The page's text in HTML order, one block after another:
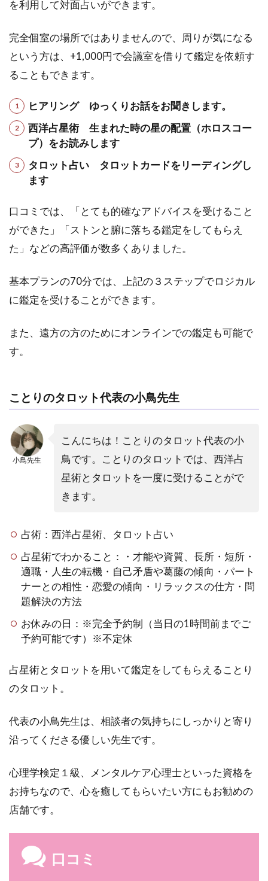
を利用して対面占いができます。
完全個室の場所ではありませんので、周りが気になる
という方は、+1,000円で会議室を借りて鑑定を依頼す
ることもできます。
ヒアリング ゆっくりお話をお聞きします。
西洋占星術 生まれた時の星の配置（ホロスコー
プ）をお読みします
タロット占い タロットカードをリーディングし
ます
口コミでは、「とても的確なアドバイスを受けること
ができた」「ストンと腑に落ちる鑑定をしてもらえ
た」などの高評価が数多くありました。
基本プランの70分では、上記の３ステップでロジカル
に鑑定を受けることができます。
また、遠方の方のためにオンラインでの鑑定も可能で
す。
ことりのタロット代表の小鳥先生
小鳥先生
こんにちは！ことりのタロット代表の小
鳥です。ことりのタロットでは、西洋占
星術とタロットを一度に受けることがで
きます。
占術：西洋占星術、タロット占い
占星術でわかること：・才能や資質、長所・短所・
適職・人生の転機・自己矛盾や葛藤の傾向・パート
ナーとの相性・恋愛の傾向・リラックスの仕方・問
題解決の方法
お休みの日：※完全予約制（当日の1時間前までご
予約可能です）※不定休
占星術とタロットを用いて鑑定をしてもらえることり
のタロット。
代表の小鳥先生は、相談者の気持ちにしっかりと寄り
沿ってくださる優しい先生です。
心理学検定１級、メンタルケア心理士といった資格を
お持ちなので、心を癒してもらいたい方にもお勧めの
店舗です。
口コミ